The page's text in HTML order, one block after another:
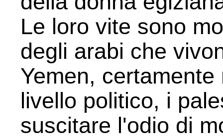
Le loro vite sono
degli arabi che
Yemen,
livello politico, i
suscitare l'odio di